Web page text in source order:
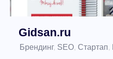
Gidsan.ru
Брендинг, SEO, Стартап,